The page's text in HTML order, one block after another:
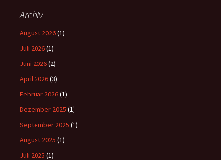
Archiv
August 2026(1)
Juli 2026(1)
Juni 2026(2)
April 2026(3)
Februar 2026(1)
Dezember 2025 (1)
September 2025 (1)
August 2025 (1)
Juli 2025 (1)